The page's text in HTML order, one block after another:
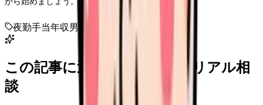
夜勤手当年収男性看護師
この記事に近い看護師さんのリアル相
談